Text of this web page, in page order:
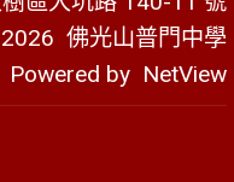
佛光山普門中學
by NetView